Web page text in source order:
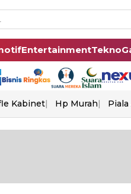
EntertainmentTekno
Kabinet Hp Murah